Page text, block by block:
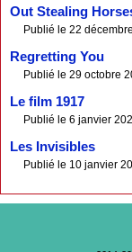
Out Stealing
Publié le 22
Regretting You
Publié le 29 octobre
Le film 1917
Publié le 6 janvier
Les Invisibles
Publié le 10 janvier